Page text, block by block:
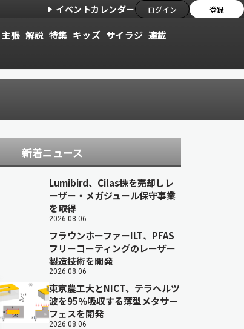
イベントカレンダー ログイン 登録
主張 解説 特集 キッズ サイラジ 連載
新着ニュース
Lumibird、Cilas株を売却しレ
ーザー・メガジュール保守事業
を取得
2026.08.06
フラウンホーファーILT、PFAS
フリーコーティングのレーザー
製造技術を開発
2026.08.06
東京農工大とNICT、テラヘルツ
波を95％吸収する薄型メタサー
フェスを開発
2026.08.06